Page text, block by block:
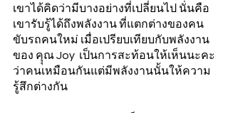
เขาได้คิดว่ามีบางอย่างที่เปลี่ยนไป นั่นคือ
เขารับรู้ได้ถึงพลังงาน ที่แตกต่างของคน
ขับรถคนใหม่ เมื่อเปรียบเทียบกับพลังงาน
ของ คุุณ Joy  เป็นการสะท้อนให้เห็นนะคะ
ว่าคนเหมือนกันแต่มีพลังงานนั้นให้ความ
รู้สึกต่างกัน